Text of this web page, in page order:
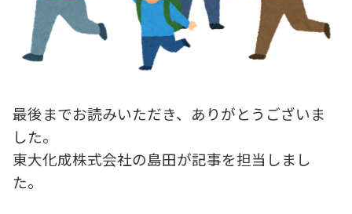
最後までお読みいただき、ありがとうございま
した。
東大化成株式会社の島田が記事を担当しまし
た。